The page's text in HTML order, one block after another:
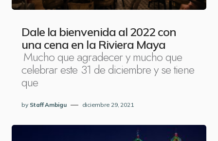
Dale la bienvenida al 2022 con
una cena en la Riviera Maya
Mucho que agradecer y mucho que
celebrar este 31 de diciembre y se tiene
que
by Staff Ambigu diciembre 29, 2021